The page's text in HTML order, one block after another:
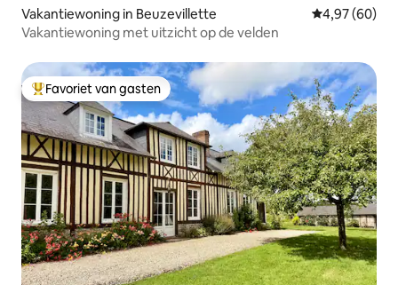
Vakantiewoning in Beuzevillette Gemiddelde
4,97 (60)
Vakantiewoning met uitzicht op de velden
Topfavoriet van gasten
Favoriet van gasten